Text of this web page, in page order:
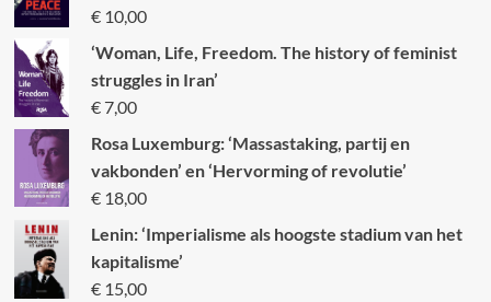
€10,00
‘Woman, Life, Freedom. The history of feminist
struggles in Iran’
€7,00
Rosa Luxemburg: ‘Massastaking, partij en
vakbonden’ en ‘Hervorming of revolutie’
€18,00
Lenin: ‘Imperialisme als hoogste stadium van het
kapitalisme’
€15,00